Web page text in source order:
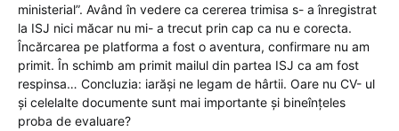
ministerial”. Având în vedere ca cererea trimisa s- a înregistrat
la ISJ nici măcar nu mi- a trecut prin cap ca nu e corecta.
Încărcarea pe platforma a fost o aventura, confirmare nu am
primit. În schimb am primit mailul din partea ISJ ca am fost
respinsa… Concluzia: iarăși ne legam de hârtii. Oare nu CV- ul
și celelalte documente sunt mai importante și bineînțeles
proba de evaluare?